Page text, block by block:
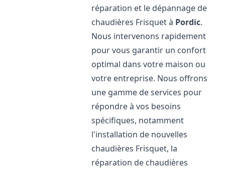
réparation et le dépannage de
chaudières Frisquet à Pordic.
Nous intervenons rapidement
pour vous garantir un confort
optimal dans votre maison ou
votre entreprise. Nous offrons
une gamme de services pour
répondre à vos besoins
spécifiques, notamment
l'installation de nouvelles
chaudières Frisquet, la
réparation de chaudières